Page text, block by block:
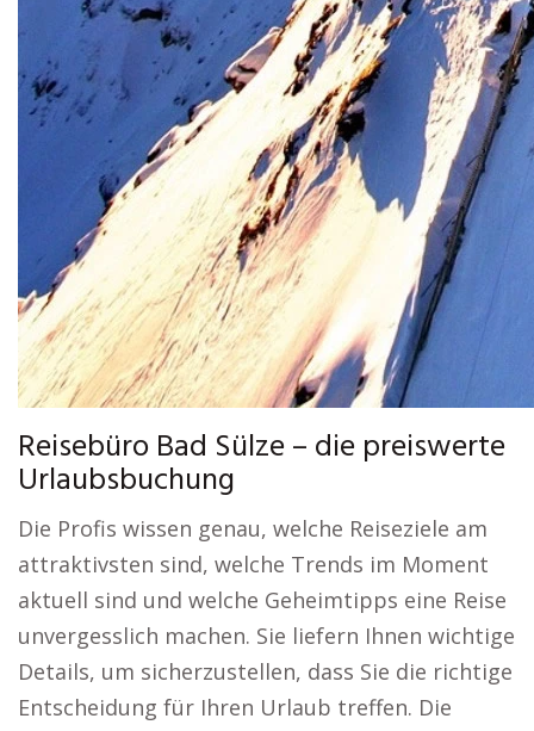
Reisebüro Bad Sülze – die preiswerte
Urlaubsbuchung
Die Profis wissen genau, welche Reiseziele am
attraktivsten sind, welche Trends im Moment
aktuell sind und welche Geheimtipps eine Reise
unvergesslich machen. Sie liefern Ihnen wichtige
Details, um sicherzustellen, dass Sie die richtige
Entscheidung für Ihren Urlaub treffen. Die